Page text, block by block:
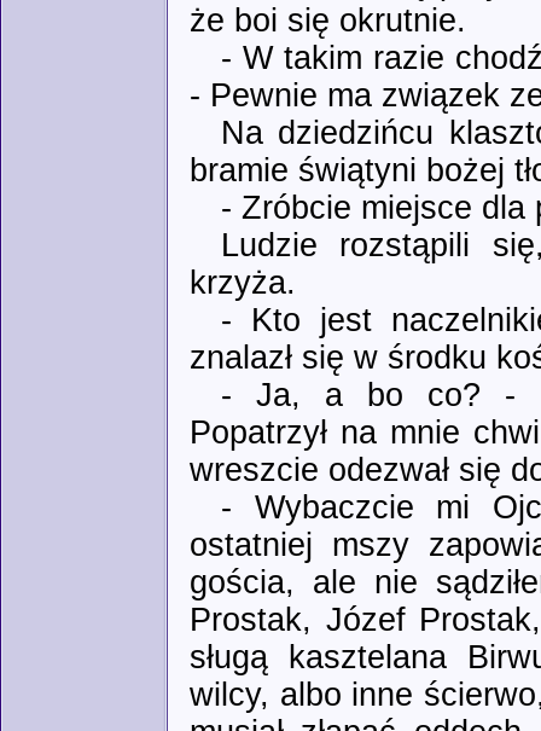
że boi się okrutnie.
- W takim razie
- Pewnie ma związek
Na dziedzińcu
bramie świątyni bożej
- Zróbcie miejsce dla
Ludzie rozstąpili
krzyża.
- Kto jest
znalazł się w środku
- Ja, a bo co? -
Popatrzył na mnie
wreszcie odezwał się
- Wybaczcie mi
ostatniej mszy
gościa, ale nie
Prostak, Józef
sługą kasztelana
wilcy, albo inne